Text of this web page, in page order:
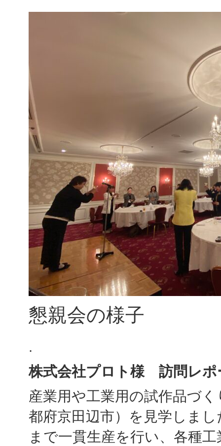
懇親会の様子
.
株式会社プロト様 訪問レポ
産業用や工業用の試作品づ
都府京田辺市）を見学しま
まで一貫生産を行い、各種